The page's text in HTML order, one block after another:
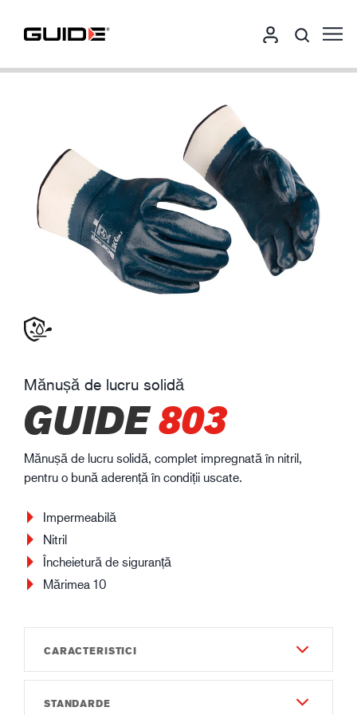
Mănușă de lucru solidă
GUIDE803
Mănușă de lucru solidă, complet impregnată în nitril,
pentru o bună aderență în condiții uscate.
Impermeabilă
Nitril
Încheietură de siguranță
Mărimea 10
CARACTERISTICI
Durabilitate
STANDARDE